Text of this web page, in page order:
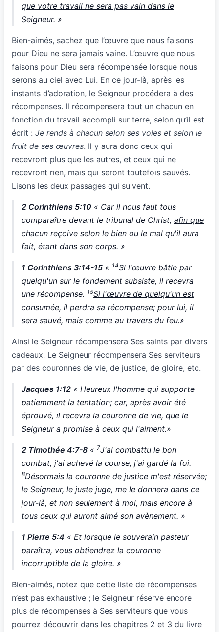
que votre travail ne sera pas vain dans le
Seigneur. »
Bien-aimés, sachez que l’œuvre que nous faisons
pour Dieu ne sera jamais vaine. L’œuvre que nous
faisons pour Dieu sera récompensée lorsque nous
serons au ciel avec Lui. En ce jour-là, après les
instants d’adoration, le Seigneur procédera à des
récompenses. Il récompensera tout un chacun en
fonction du travail accompli sur terre, selon qu’il est
écrit : Je rends à chacun selon ses voies et selon le
fruit de ses œuvres. Il y aura donc ceux qui
recevront plus que les autres, et ceux qui ne
recevront rien, mais qui seront toutefois sauvés.
Lisons les deux passages qui suivent.
2 Corinthiens 5:10 « Car il nous faut tous
comparaître devant le tribunal de Christ, afin que
chacun reçoive selon le bien ou le mal qu'il aura
fait, étant dans son corps. »
1 Corinthiens 3:14-15 « 14Si l'œuvre bâtie par
quelqu'un sur le fondement subsiste, il recevra
une récompense. 15Si l'œuvre de quelqu'un est
consumée, il perdra sa récompense; pour lui, il
sera sauvé, mais comme au travers du feu.»
Ainsi le Seigneur récompensera Ses saints par divers
cadeaux. Le Seigneur récompensera Ses serviteurs
par des couronnes de vie, de justice, de gloire, etc.
Jacques 1:12 « Heureux l'homme qui supporte
patiemment la tentation; car, après avoir été
éprouvé, il recevra la couronne de vie, que le
Seigneur a promise à ceux qui l'aiment.»
2 Timothée 4:7-8 « 7J'ai combattu le bon
combat, j'ai achevé la course, j'ai gardé la foi.
8Désormais la couronne de justice m'est réservée;
le Seigneur, le juste juge, me le donnera dans ce
jour-là, et non seulement à moi, mais encore à
tous ceux qui auront aimé son avènement. »
1 Pierre 5:4 « Et lorsque le souverain pasteur
paraîtra, vous obtiendrez la couronne
incorruptible de la gloire. »
Bien-aimés, notez que cette liste de récompenses
n’est pas exhaustive ; le Seigneur réserve encore
plus de récompenses à Ses serviteurs que vous
pourrez découvrir dans les chapitres 2 et 3 du livre